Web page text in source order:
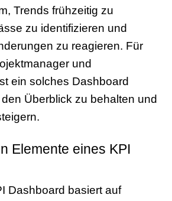
Trends frühzeitig zu
zu identifizieren und
zu reagieren. Für
und
ein solches Dashboard
Überblick zu behalten und
Elemente eines KPI
Dashboard basiert auf